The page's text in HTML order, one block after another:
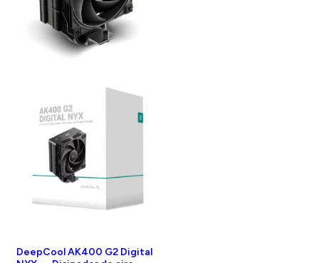
DeepCool AK400 G2 Digital